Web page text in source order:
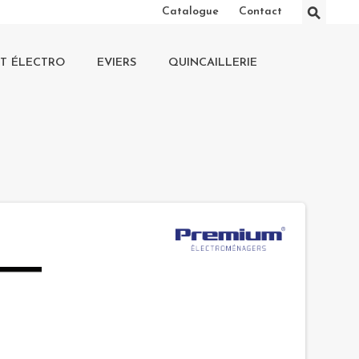
Catalogue Contact ⚲
ÉLECTRO EVIERS QUINCAILLERIE